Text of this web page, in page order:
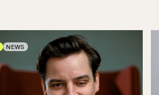
NEWS